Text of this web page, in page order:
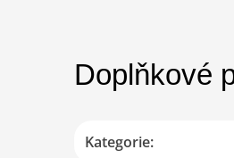
Doplňkové
Kategorie: